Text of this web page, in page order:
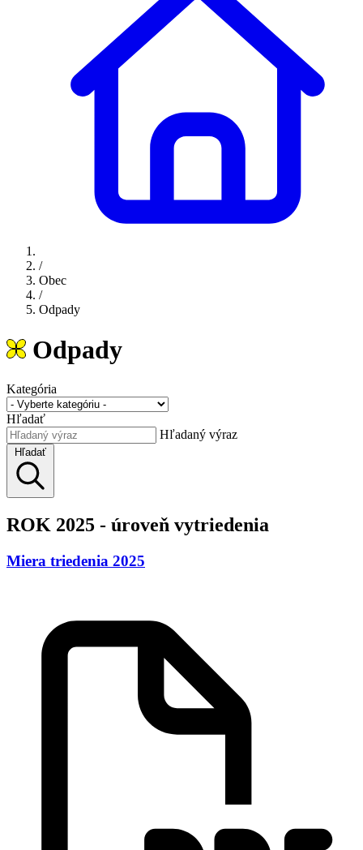
/
Obec
/
Odpady
Odpady
Kategória
Hľadať
Hľadaný výraz
Hľadať
ROK 2025 - úroveň vytriedenia
Miera triedenia 2025